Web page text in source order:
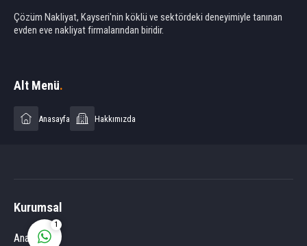
Çözüm Nakliyat, Kayseri'nin köklü ve sektördeki deneyimiyle tanınan
evden eve nakliyat firmalarından biridir.
Alt Menü.
Anasayfa Hakkımızda
Kurumsal
Anasayfa
1